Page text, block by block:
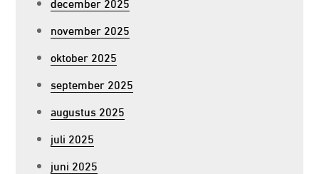
november 2025
oktober 2025
september 2025
augustus 2025
juli 2025
juni 2025